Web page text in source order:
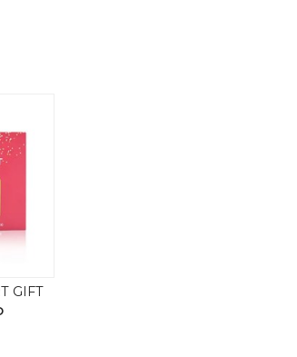
GIFT